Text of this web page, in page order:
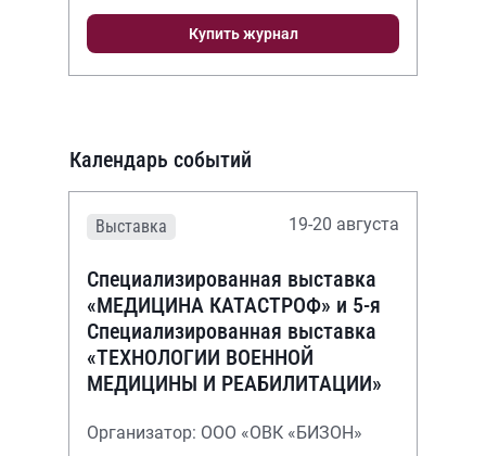
Купить журнал
Календарь событий
Выставка 19-20 августа
Специализированная выставка
«МЕДИЦИНА КАТАСТРОФ» и 5-я
Специализированная выставка
«ТЕХНОЛОГИИ ВОЕННОЙ
МЕДИЦИНЫ И РЕАБИЛИТАЦИИ»
Организатор: ООО «ОВК «БИЗОН»